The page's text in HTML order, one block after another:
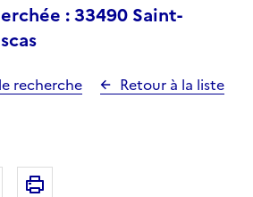
: 33490 Saint-
recherche
Retour à la liste
par email
Copier dans le presse-papier